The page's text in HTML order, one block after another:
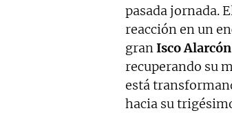
pasada jornada.
reacción en un
granIsco Alarcón
recuperando su
está
hacia su